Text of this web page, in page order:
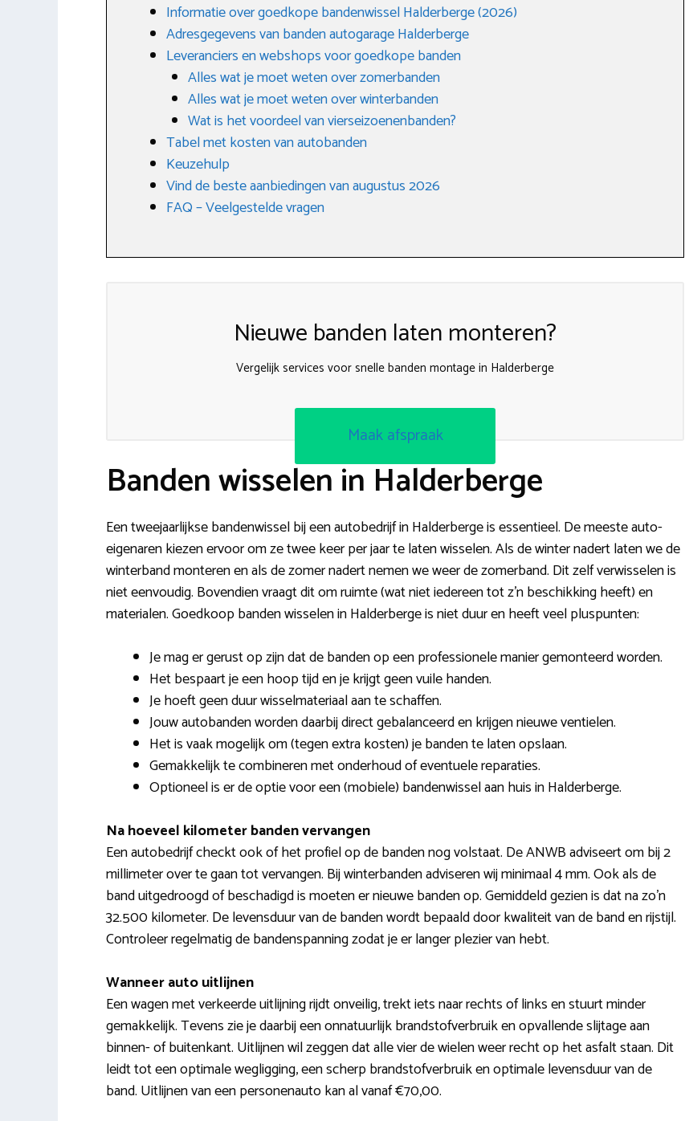
Informatie over goedkope bandenwissel Halderberge (2026)
Adresgegevens van banden autogarage Halderberge
Leveranciers en webshops voor goedkope banden
Alles wat je moet weten over zomerbanden
Alles wat je moet weten over winterbanden
Wat is het voordeel van vierseizoenenbanden?
Tabel met kosten van autobanden
Keuzehulp
Vind de beste aanbiedingen van augustus 2026
FAQ – Veelgestelde vragen
Nieuwe banden laten monteren?
Vergelijk services voor snelle banden montage in Halderberge
Maak afspraak
Banden wisselen in Halderberge
Een tweejaarlijkse bandenwissel bij een autobedrijf in Halderberge is essentieel. De meeste auto-
eigenaren kiezen ervoor om ze twee keer per jaar te laten wisselen. Als de winter nadert laten we de
winterband monteren en als de zomer nadert nemen we weer de zomerband. Dit zelf verwisselen is
niet eenvoudig. Bovendien vraagt dit om ruimte (wat niet iedereen tot z’n beschikking heeft) en
materialen. Goedkoop banden wisselen in Halderberge is niet duur en heeft veel pluspunten:
Je mag er gerust op zijn dat de banden op een professionele manier gemonteerd worden.
Het bespaart je een hoop tijd en je krijgt geen vuile handen.
Je hoeft geen duur wisselmateriaal aan te schaffen.
Jouw autobanden worden daarbij direct gebalanceerd en krijgen nieuwe ventielen.
Het is vaak mogelijk om (tegen extra kosten) je banden te laten opslaan.
Gemakkelijk te combineren met onderhoud of eventuele reparaties.
Optioneel is er de optie voor een (mobiele) bandenwissel aan huis in Halderberge.
Na hoeveel kilometer banden vervangen
Een autobedrijf checkt ook of het profiel op de banden nog volstaat. De ANWB adviseert om bij 2
millimeter over te gaan tot vervangen. Bij winterbanden adviseren wij minimaal 4 mm. Ook als de
band uitgedroogd of beschadigd is moeten er nieuwe banden op. Gemiddeld gezien is dat na zo’n
32.500 kilometer. De levensduur van de banden wordt bepaald door kwaliteit van de band en rijstijl.
Controleer regelmatig de bandenspanning zodat je er langer plezier van hebt.
Wanneer auto uitlijnen
Een wagen met verkeerde uitlijning rijdt onveilig, trekt iets naar rechts of links en stuurt minder
gemakkelijk. Tevens zie je daarbij een onnatuurlijk brandstofverbruik en opvallende slijtage aan
binnen- of buitenkant. Uitlijnen wil zeggen dat alle vier de wielen weer recht op het asfalt staan. Dit
leidt tot een optimale wegligging, een scherp brandstofverbruik en optimale levensduur van de
band. Uitlijnen van een personenauto kan al vanaf €70,00.